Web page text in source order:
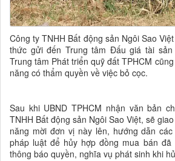
Công ty TNHH Bất động sản Ngôi Sao
thức gửi đến Trung tâm Đấu giá tài
Trung tâm Phát triển quỹ đất TPHCM
năng có thẩm quyền về việc bỏ cọc.
Sau khi UBND TPHCM nhận văn bản
TNHH Bất động sản Ngôi Sao Việt, sẽ
năng mời đơn vị này lên, hướng dẫn
pháp luật để hủy hợp đồng mua bán
thông báo quyền, nghĩa vụ phát sinh khi